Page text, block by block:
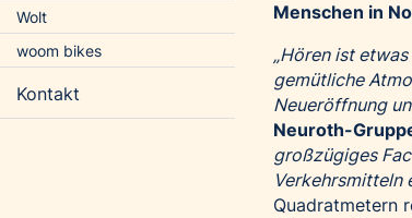
Wolt
woom bikes
Kontakt
Menschen in
„Hören ist
gemütliche
Neueröffnung
Neuroth-
großzügiges
Verkehrsmitteln
Quadratmetern